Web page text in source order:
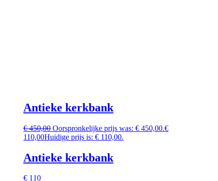
Antieke kerkbank
€450,00 Oorspronkelijke prijs was: € 450,00.€
110,00Huidige prijs is: € 110,00.
Antieke kerkbank
€ 110